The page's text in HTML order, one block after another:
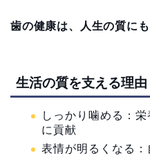
歯の健康は、人生の質に
生活の質を支える理由
しっかり噛める：
に貢献
表情が明るくなる